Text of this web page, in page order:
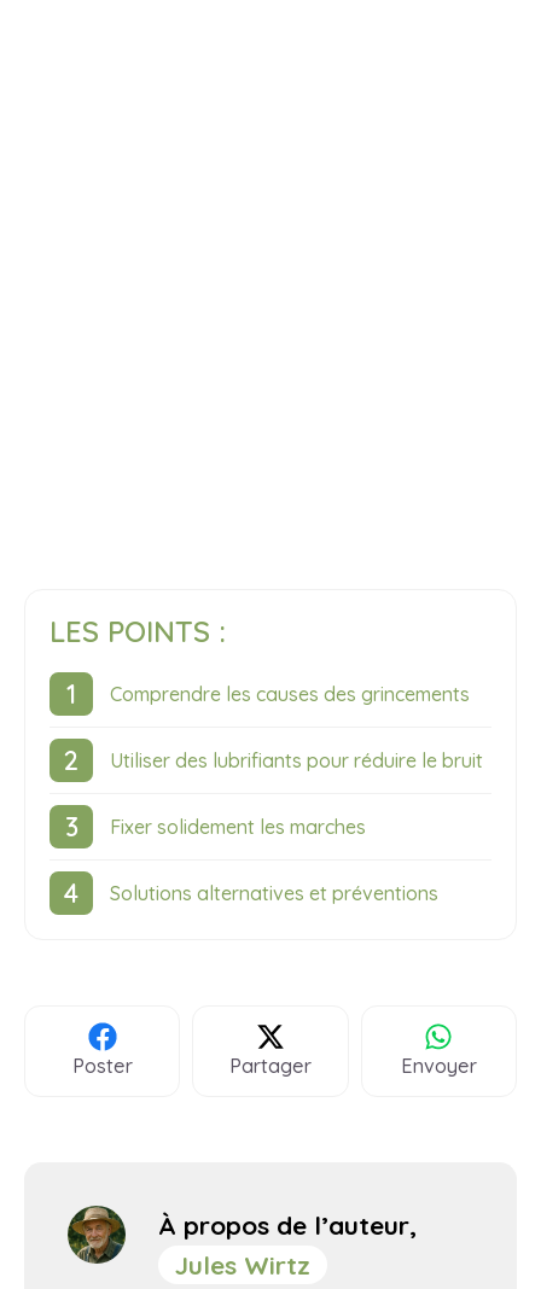
LES POINTS :
Comprendre les causes des grincements
Utiliser des lubrifiants pour réduire le bruit
Fixer solidement les marches
Solutions alternatives et préventions
Poster Partager Envoyer
À propos de l’auteur,
Jules Wirtz